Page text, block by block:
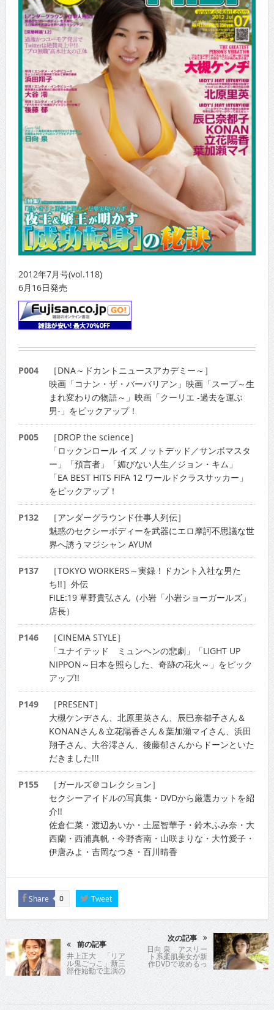
2012年7月号(vol.118)
6月16日発売
P004
［DNA～ドカントニュースアカデミー～］
映画「コナン・ザ・バーバリアン」映画「スープ～生
まれ変わりの物語～」映画「クーリエ -過去を運ぶ
男-」をピックアップ！
P005
［DROP the science］
「ロックンロール イズ ノットデッド／サンボマスタ
ー」「預言者」「媚びない人生／ジョン・キム」
「EA BEST HITS FIFA 12 ワールドクラスサッカー」
をピックアップ！
P132
［アンダーグラウンド仕事人列伝］
魅惑のセクシーボディーを武器にエロ摩訶不思議な世
界へ誘うマジシャン AYUM
P137
［TOKYO WORKERS～実録！ドカント入社な男た
ち!!］外伝
FILE:19 草野貴弘さん（小岩「小岩ショーガールズ」
店長）
P146
［CINEMA STYLE］
「ユナイテッド ミュンヘンの悲劇」「LIGHT UP
NIPPON～日本を照らした、奇跡の花火～」をピック
アップ!!
P149
［PRESENT］
大槻ケンヂさん、北原里英さん、辰巳奈都子さん＆
KONANさん＆立花陽香さん＆葉加瀬マイさん、浜田
翔子さん、大谷澪さん、後藤郁さんからドーンといた
だきました!!!
P155
［ガールズ＠コレクション］
セクシーアイドルの写真集・DVDから厳選カットを紹
介!!
佐倉仁菜・渡辺あいか・土屋智華子・鈴木ふみ奈・大
西蘭・西浦真帆・今野杏南・山咲まりな・大竹愛子・
伊唐みよ・吉岡なつき・百川晴香
Share 0 Tweet
前の記事
井上正大 「リア
ル鬼ごっこ」新三
部作始動で主演の
若手俳優が語り尽
くす!!
次の記事
日向 泉 アスリー
ト系柔肌美女が新
作DVDで攻めるっ
白美肌＆90センチ
Gカップグラビア
クイーン!!